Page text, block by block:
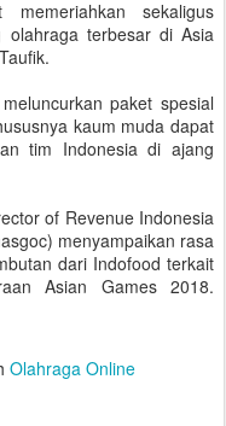
sekaligus
olahraga terbesar di Asia
paket spesial
kaum muda dapat
tim Indonesia di ajang
of Revenue Indonesia
menyampaikan rasa
dari Indofood terkait
Asian Games 2018.
Olahraga Online